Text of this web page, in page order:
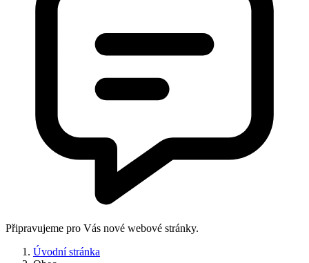
Připravujeme pro Vás nové webové stránky.
Úvodní stránka